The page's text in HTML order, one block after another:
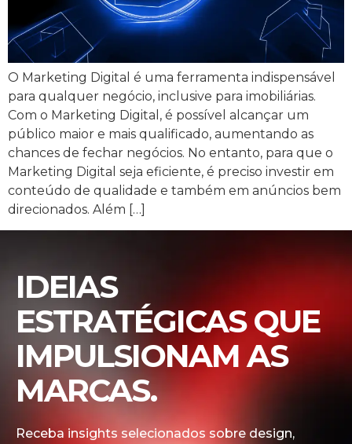
O Marketing Digital é uma ferramenta indispensável
para qualquer negócio, inclusive para imobiliárias.
Com o Marketing Digital, é possível alcançar um
público maior e mais qualificado, aumentando as
chances de fechar negócios. No entanto, para que o
Marketing Digital seja eficiente, é preciso investir em
conteúdo de qualidade e também em anúncios bem
direcionados. Além […]
IDEIAS
ESTRATÉGICAS QUE
IMPULSIONAM AS
MARCAS.
Receba insights selecionados sobre design,